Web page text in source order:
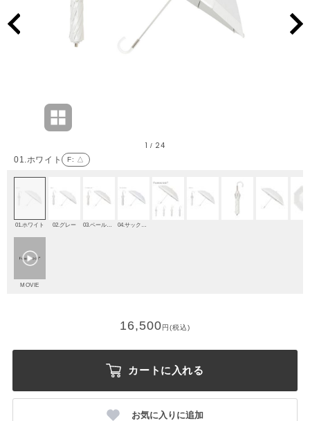
01.ホワイト F: △
1 / 24
01.ホワイト 02.グレー
MOVIE
16,500円(税込)
カートに入れる
お気に入りに追加